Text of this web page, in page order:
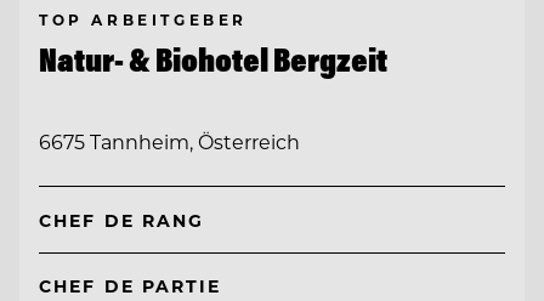
TOP ARBEITGEBER
Natur- & Biohotel Bergzeit
6675 Tannheim, Österreich
CHEF DE RANG
CHEF DE PARTIE